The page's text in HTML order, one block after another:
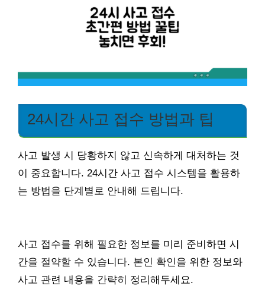
24시간 사고 접수 방법과 팁
사고 발생 시 당황하지 않고 신속하게 대처하는 것
이 중요합니다. 24시간 사고 접수 시스템을 활용하
는 방법을 단계별로 안내해 드립니다.
사고 접수를 위해 필요한 정보를 미리 준비하면 시
간을 절약할 수 있습니다. 본인 확인을 위한 정보와
사고 관련 내용을 간략히 정리해두세요.